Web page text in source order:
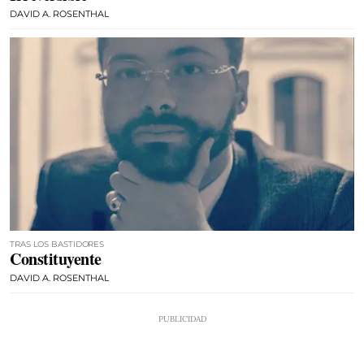
DAVID A. ROSENTHAL
TRAS LOS BASTIDORES
Constituyente
DAVID A. ROSENTHAL